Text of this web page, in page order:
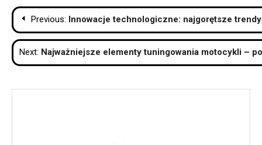
Nawigacja
wpisu
Previous: Innowacje technologiczne: najgorętsze
Next: Najważniejsze elementy tuningowania motocykli –